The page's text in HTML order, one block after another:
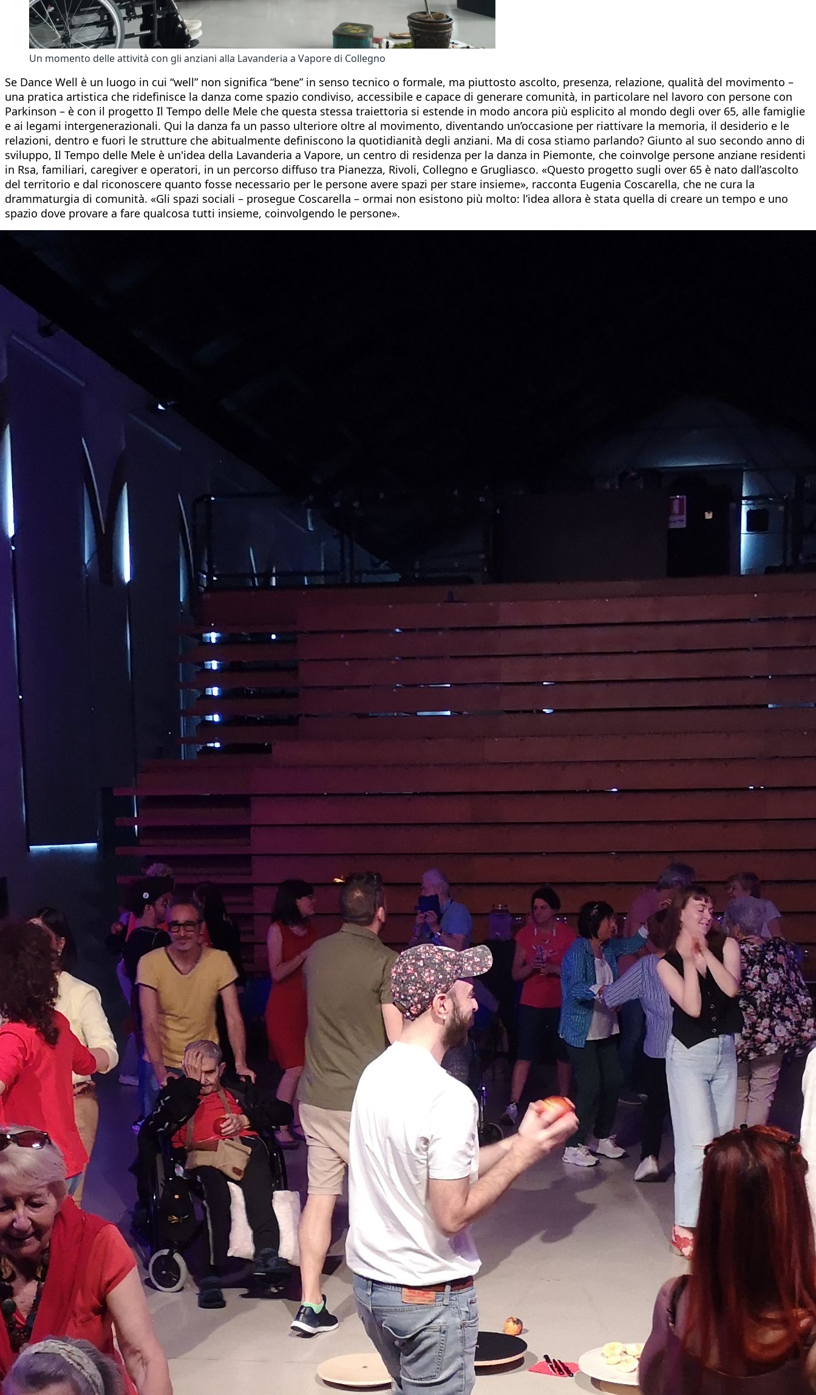
Un momento delle attività con gli anziani alla Lavanderia a Vapore di Collegno
Se Dance Well è un luogo in cui “well” non significa “bene” in senso tecnico o formale, ma piuttosto ascolto, presenza, relazione, qualità del movimento –
una pratica artistica che ridefinisce la danza come spazio condiviso, accessibile e capace di generare comunità, in particolare nel lavoro con persone con
Parkinson – è con il progetto Il Tempo delle Mele che questa stessa traiettoria si estende in modo ancora più esplicito al mondo degli over 65, alle famiglie
e ai legami intergenerazionali. Qui la danza fa un passo ulteriore oltre al movimento, diventando un’occasione per riattivare la memoria, il desiderio e le
relazioni, dentro e fuori le strutture che abitualmente definiscono la quotidianità degli anziani. Ma di cosa stiamo parlando? Giunto al suo secondo anno di
sviluppo, Il Tempo delle Mele è un'idea della Lavanderia a Vapore, un centro di residenza per la danza in Piemonte, che coinvolge persone anziane residenti
in Rsa, familiari, caregiver e operatori, in un percorso diffuso tra Pianezza, Rivoli, Collegno e Grugliasco. «Questo progetto sugli over 65 è nato dall’ascolto
del territorio e dal riconoscere quanto fosse necessario per le persone avere spazi per stare insieme», racconta Eugenia Coscarella, che ne cura la
drammaturgia di comunità. «Gli spazi sociali – prosegue Coscarella – ormai non esistono più molto: l’idea allora è stata quella di creare un tempo e uno
spazio dove provare a fare qualcosa tutti insieme, coinvolgendo le persone».